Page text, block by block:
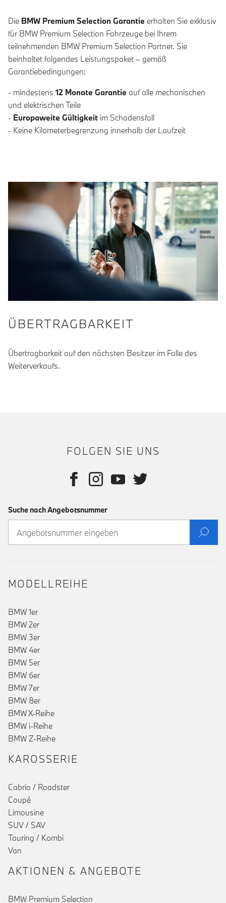
Die BMW Premium Selection Garantie erhalten Sie exklusiv
für BMW Premium Selection Fahrzeuge bei Ihrem
teilnehmenden BMW Premium Selection Partner. Sie
beinhaltet folgendes Leistungspaket – gemäß
Garantiebedingungen:
- mindestens 12 Monate Garantie auf alle mechanischen
und elektrischen Teile
- Europaweite Gültigkeit im Schadensfall
- Keine Kilometerbegrenzung innerhalb der Laufzeit
ÜBERTRAGBARKEIT
Übertragbarkeit auf den nächsten Besitzer im Falle des
Weiterverkaufs.
FOLGEN SIE UNS
Suche nach Angebotsnummer
MODELLREIHE
BMW 1er
BMW 2er
BMW 3er
BMW 4er
BMW 5er
BMW 6er
BMW 7er
BMW 8er
BMW X-Reihe
BMW i-Reihe
BMW Z-Reihe
KAROSSERIE
Cabrio / Roadster
Coupé
Limousine
SUV / SAV
Touring / Kombi
Van
AKTIONEN & ANGEBOTE
BMW Premium Selection